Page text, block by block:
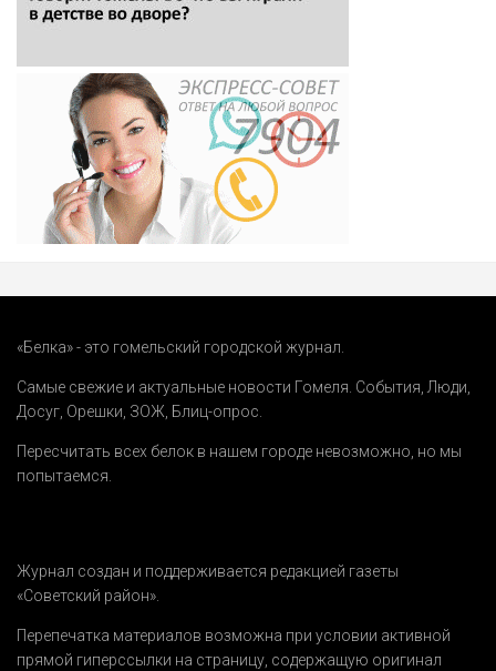
«Белка» - это гомельский городской журнал.
Самые свежие и актуальные новости Гомеля. События,Люди,
Досуг, Орешки, ЗОЖ, Блиц-опрос.
Пересчитать всех белок в нашем городе невозможно, но мы
попытаемся.
Журнал создан и поддерживается редакцией газеты
«Советский район».
Перепечатка материалов возможна при условии активной
прямой гиперссылки на страницу, содержащую оригинал